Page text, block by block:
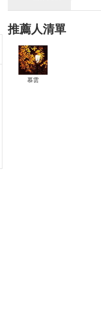
推薦人清單
慕雲